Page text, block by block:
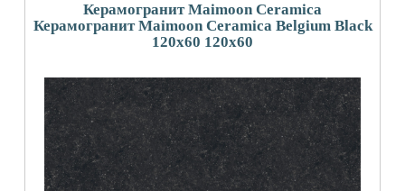
Керамогранит Maimoon Ceramica
Керамогранит Maimoon Ceramica Belgium Black
120x60 120x60